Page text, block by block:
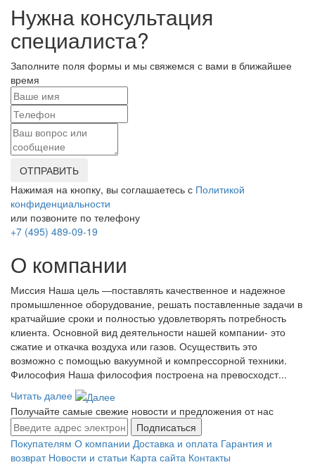
Нужна консультация
специалиста?
Заполните поля формы и мы свяжемся с вами в ближайшее
время
ОТПРАВИТЬ
Нажимая на кнопку, вы соглашаетесь с Политикой
конфиденциальности
или позвоните по телефону
+7 (495) 489-09-19
О компании
Миссия Наша цель ―поставлять качественное и надежное
промышленное оборудование, решать поставленные задачи в
кратчайшие сроки и полностью удовлетворять потребность
клиента. Основной вид деятельности нашей компании- это
сжатие и откачка воздуха или газов. Осуществить это
возможно с помощью вакуумной и компрессорной техники.
Философия Наша философия построена на превосходст...
Читать далее
Получайте самые свежие новости и предложения от нас
Подписаться
Покупателям О компании Доставка и оплата Гарантия и
возврат Новости и статьи Карта сайта Контакты